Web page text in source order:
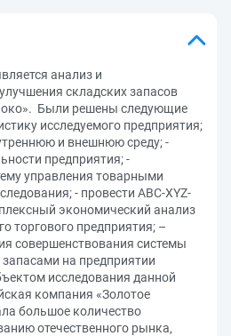
анализ и
складских запасов
Были решены следующие
исследуемого предприятия;
и внешнюю среду; -
предприятия; -
управления товарными
- провести ABC-XYZ-
экономический анализ
торгового предприятия; –
совершенствования системы
на предприятии
исследования данной
компания «Золотое
большое количество
отечественного рынка,